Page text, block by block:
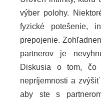
výber polohy.
fyzické potešenie,
prepojenie.
partnerov je
Diskusia o tom, čo
nepríjemnosti a
aby ste s